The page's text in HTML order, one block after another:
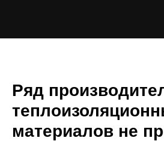
Ряд
материалов не